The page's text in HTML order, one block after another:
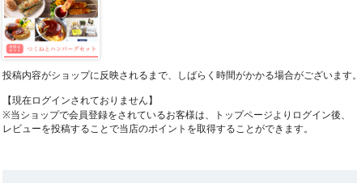
投稿内容がショップに反映されるまで、しばらく時間がかかる場合がございます。
【現在ログインされておりません】
※当ショップで会員登録をされているお客様は、トップページよりログイン後、
レビューを投稿することで当店のポイントを取得することができます。